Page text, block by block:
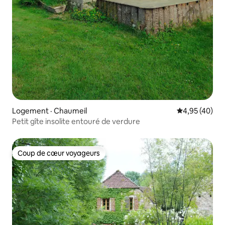
Logement · Chaumeil Note
4,95 (40)
Petit gîte insolite entouré de verdure
Coup de cœur voyageurs
Coup de cœur voyageurs